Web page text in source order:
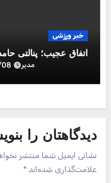
خبر ورزشی
اتفاق عجیب؛ پنالتی
مدیر
دیدگاهتان را
نشانی ایمیل شما منتشر
علامت‌گذاری شده‌اند *